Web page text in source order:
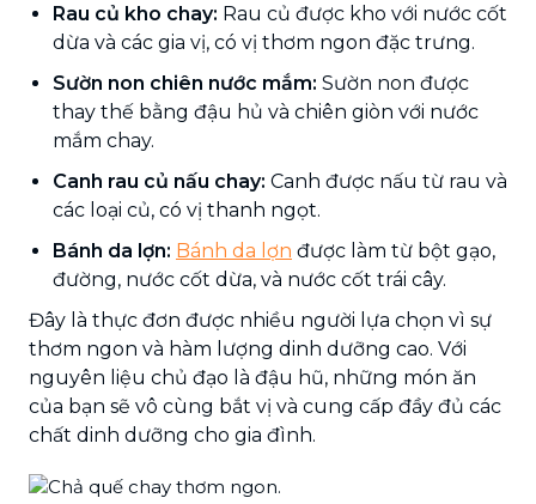
Rau củ kho chay: Rau củ được kho với nước cốt
dừa và các gia vị, có vị thơm ngon đặc trưng.
Sườn non chiên nước mắm: Sườn non được
thay thế bằng đậu hủ và chiên giòn với nước
mắm chay.
Canh rau củ nấu chay: Canh được nấu từ rau và
các loại củ, có vị thanh ngọt.
Bánh da lợn: Bánh da lợn được làm từ bột gạo,
đường, nước cốt dừa, và nước cốt trái cây.
Đây là thực đơn được nhiều người lựa chọn vì sự
thơm ngon và hàm lượng dinh dưỡng cao. Với
nguyên liệu chủ đạo là đậu hũ, những món ăn
của bạn sẽ vô cùng bắt vị và cung cấp đầy đủ các
chất dinh dưỡng cho gia đình.